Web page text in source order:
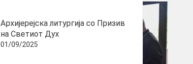
Архијерејска литургија со Призив
на Светиот Дух
01/09/2025